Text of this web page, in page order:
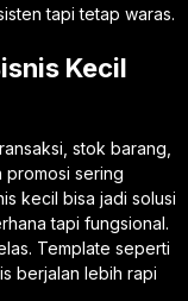
tapi tetap waras.
Kecil
stok barang,
promosi sering
kecil bisa jadi solusi
tapi fungsional.
Template seperti
berjalan lebih rapi